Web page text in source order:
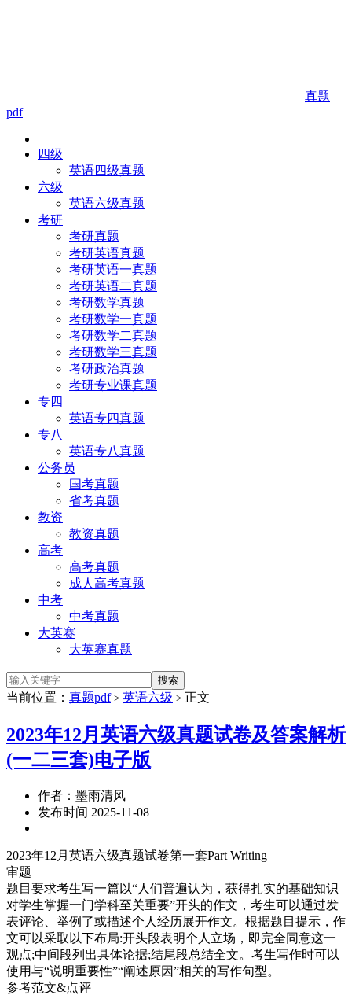
真题
pdf
四级
英语四级真题
六级
英语六级真题
考研
考研真题
考研英语真题
考研英语一真题
考研英语二真题
考研数学真题
考研数学一真题
考研数学二真题
考研数学三真题
考研政治真题
考研专业课真题
专四
英语专四真题
专八
英语专八真题
公务员
国考真题
省考真题
教资
教资真题
高考
高考真题
成人高考真题
中考
中考真题
大英赛
大英赛真题
当前位置： 真题pdf > 英语六级 > 正文
2023年12月英语六级真题试卷及答案解析
(一二三套)电子版
作者：墨雨清风
发布时间 2025-11-08
2023年12月英语六级真题试卷第一套Part Writing
审题
题目要求考生写一篇以“人们普遍认为，获得扎实的基础知识
对学生掌握一门学科至关重要”开头的作文，考生可以通过发
表评论、举例了或描述个人经历展开作文。根据题目提示，作
文可以采取以下布局:开头段表明个人立场，即完全同意这一
观点;中间段列出具体论据;结尾段总结全文。考生写作时可以
使用与“说明重要性”“阐述原因”相关的写作句型。
参考范文&点评